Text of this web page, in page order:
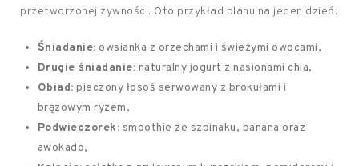
przetworzonej żywności. Oto przykład planu na jeden dzień:
Śniadanie: owsianka z orzechami i świeżymi owocami,
Drugie śniadanie: naturalny jogurt z nasionami chia,
Obiad: pieczony łosoś serwowany z brokułami i
brązowym ryżem,
Podwieczorek: smoothie ze szpinaku, banana oraz
awokado,